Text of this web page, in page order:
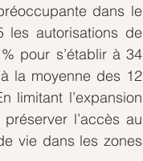
dans le
les autorisations de
pour s’établir à 34
la moyenne des 12
limitant l’expansion
l’accès au
vie dans les zones